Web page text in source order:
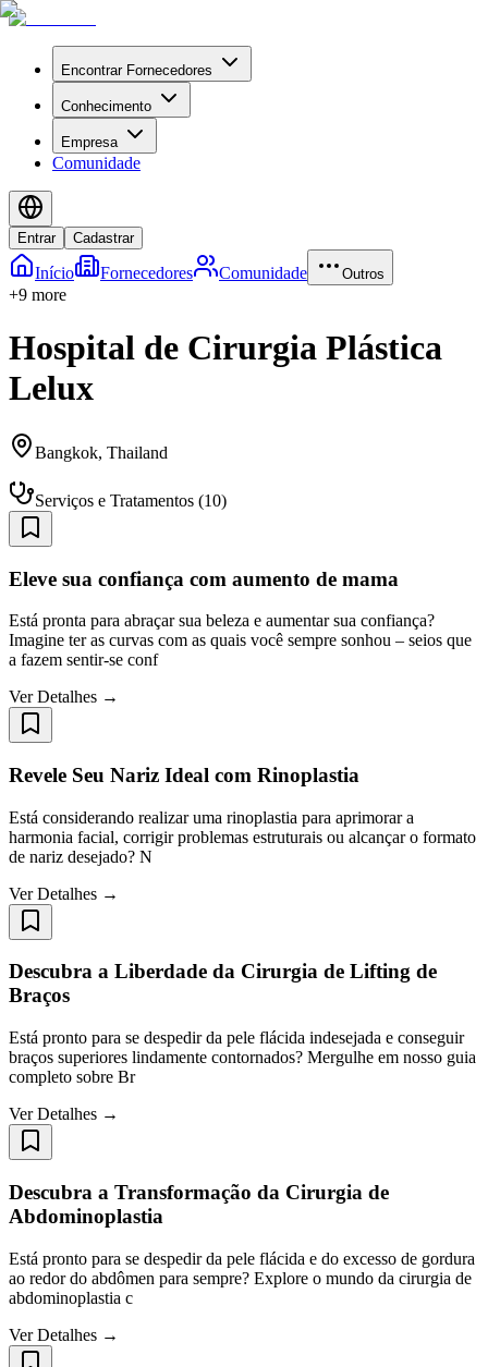
Encontrar Fornecedores
Conhecimento
Empresa
Comunidade
Entrar Cadastrar
Início Fornecedores Comunidade Outros
+9 more
Hospital de Cirurgia Plástica
Lelux
Bangkok, Thailand
Serviços e Tratamentos (10)
Eleve sua confiança com aumento de mama
Está pronta para abraçar sua beleza e aumentar sua confiança?
Imagine ter as curvas com as quais você sempre sonhou – seios que
a fazem sentir-se conf
Ver Detalhes →
Revele Seu Nariz Ideal com Rinoplastia
Está considerando realizar uma rinoplastia para aprimorar a
harmonia facial, corrigir problemas estruturais ou alcançar o formato
de nariz desejado? N
Ver Detalhes →
Descubra a Liberdade da Cirurgia de Lifting de
Braços
Está pronto para se despedir da pele flácida indesejada e conseguir
braços superiores lindamente contornados? Mergulhe em nosso guia
completo sobre Br
Ver Detalhes →
Descubra a Transformação da Cirurgia de
Abdominoplastia
Está pronto para se despedir da pele flácida e do excesso de gordura
ao redor do abdômen para sempre? Explore o mundo da cirurgia de
abdominoplastia c
Ver Detalhes →